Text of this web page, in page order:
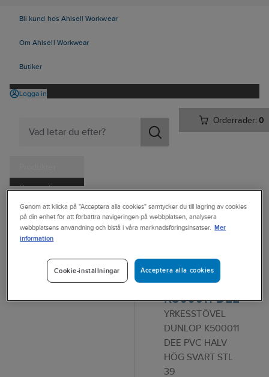
Bli kund hos Ahlsell Workwear
Om Ahlsell Workwear
Butiker
Logga in
Orderrader:0
Kampanjer
Tjänster
Kataloger
Ahlsell Produkter Personligt skydd Skor
Yrkesskor
Yrkeskängor/stövlar, utan skydd
Yrkesstövel
Dunlop
K500011 DEE
YRKESSTÖVEL
DUNLOP K500011
DEE PVC HALV
HÖG SVART STL
39
Genom att klicka på "Acceptera alla cookies" samtycker du till lagring av cookies
på din enhet för att förbättra navigeringen på webbplatsen, analysera
webbplatsens användning och bistå i våra marknadsföringsinsatser. Mer
information
Acceptera alla cookies
Cookie-inställningar